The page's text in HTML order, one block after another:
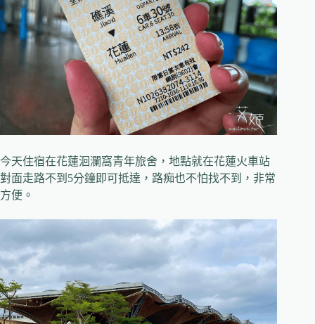
今天住宿在花蓮洄瀾窩青年旅舍，地點就在花蓮火車站
對面走路不到5分鐘即可抵達，路痴也不怕找不到，非常
方便。